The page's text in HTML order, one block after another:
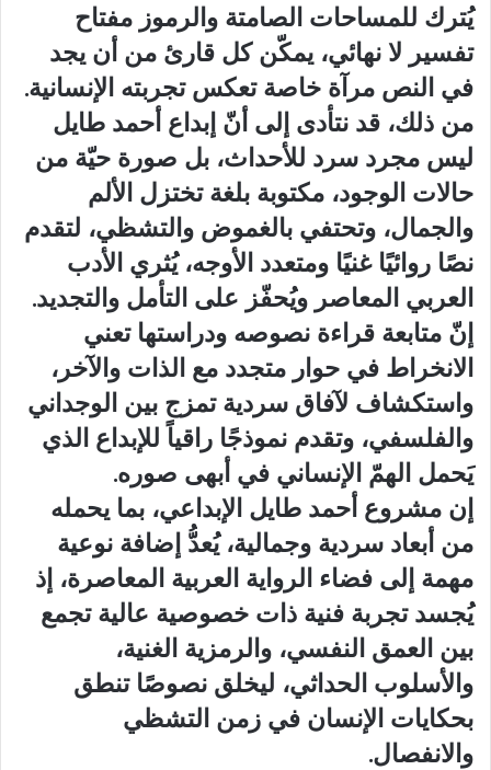
يُترك للمساحات الصامتة والرموز مفتاح
تفسير لا نهائي، يمكّن كل قارئ من أن يجد
في النص مرآة خاصة تعكس تجربته الإنسانية.
من ذلك، قد نتأدى إلى أنّ إبداع أحمد طايل
ليس مجرد سرد للأحداث، بل صورة حيّة من
حالات الوجود، مكتوبة بلغة تختزل الألم
والجمال، وتحتفي بالغموض والتشظي، لتقدم
نصًا روائيًا غنيًا ومتعدد الأوجه، يُثري الأدب
العربي المعاصر ويُحفّز على التأمل والتجديد.
إنّ متابعة قراءة نصوصه ودراستها تعني
الانخراط في حوار متجدد مع الذات والآخر،
واستكشاف لآفاق سردية تمزج بين الوجداني
والفلسفي، وتقدم نموذجًا راقياً للإبداع الذي
يَحمل الهمّ الإنساني في أبهى صوره.
إن مشروع أحمد طايل الإبداعي، بما يحمله
من أبعاد سردية وجمالية، يُعدُّ إضافة نوعية
مهمة إلى فضاء الرواية العربية المعاصرة، إذ
يُجسد تجربة فنية ذات خصوصية عالية تجمع
بين العمق النفسي، والرمزية الغنية،
والأسلوب الحداثي، ليخلق نصوصًا تنطق
بحكايات الإنسان في زمن التشظي
والانفصال.